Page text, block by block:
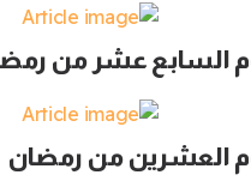
السابع عشر من
العشرين من رمضان